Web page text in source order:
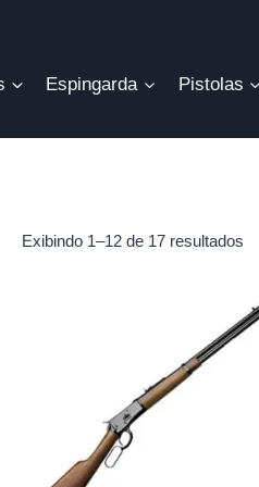
Espingarda Pistolas
Exibindo 1–12 de 17 resultados